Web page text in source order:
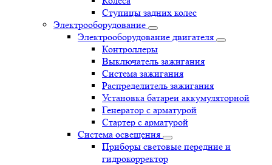
Ступицы задних колес
Электрооборудование
Электрооборудование двигателя
Контроллеры
Выключатель зажигания
Система зажигания
Распределитель зажигания
Установка батареи аккумуляторной
Генератор с арматурой
Стартер с арматурой
Система освещения
Приборы световые передние и
гидрокорректор